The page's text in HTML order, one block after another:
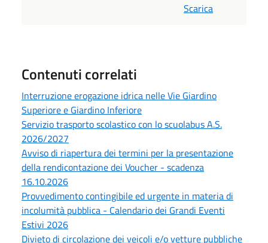
Scarica
Contenuti correlati
Interruzione erogazione idrica nelle Vie Giardino
Superiore e Giardino Inferiore
Servizio trasporto scolastico con lo scuolabus A.S.
2026/2027
Avviso di riapertura dei termini per la presentazione
della rendicontazione dei Voucher - scadenza
16.10.2026
Provvedimento contingibile ed urgente in materia di
incolumità pubblica - Calendario dei Grandi Eventi
Estivi 2026
Divieto di circolazione dei veicoli e/o vetture pubbliche